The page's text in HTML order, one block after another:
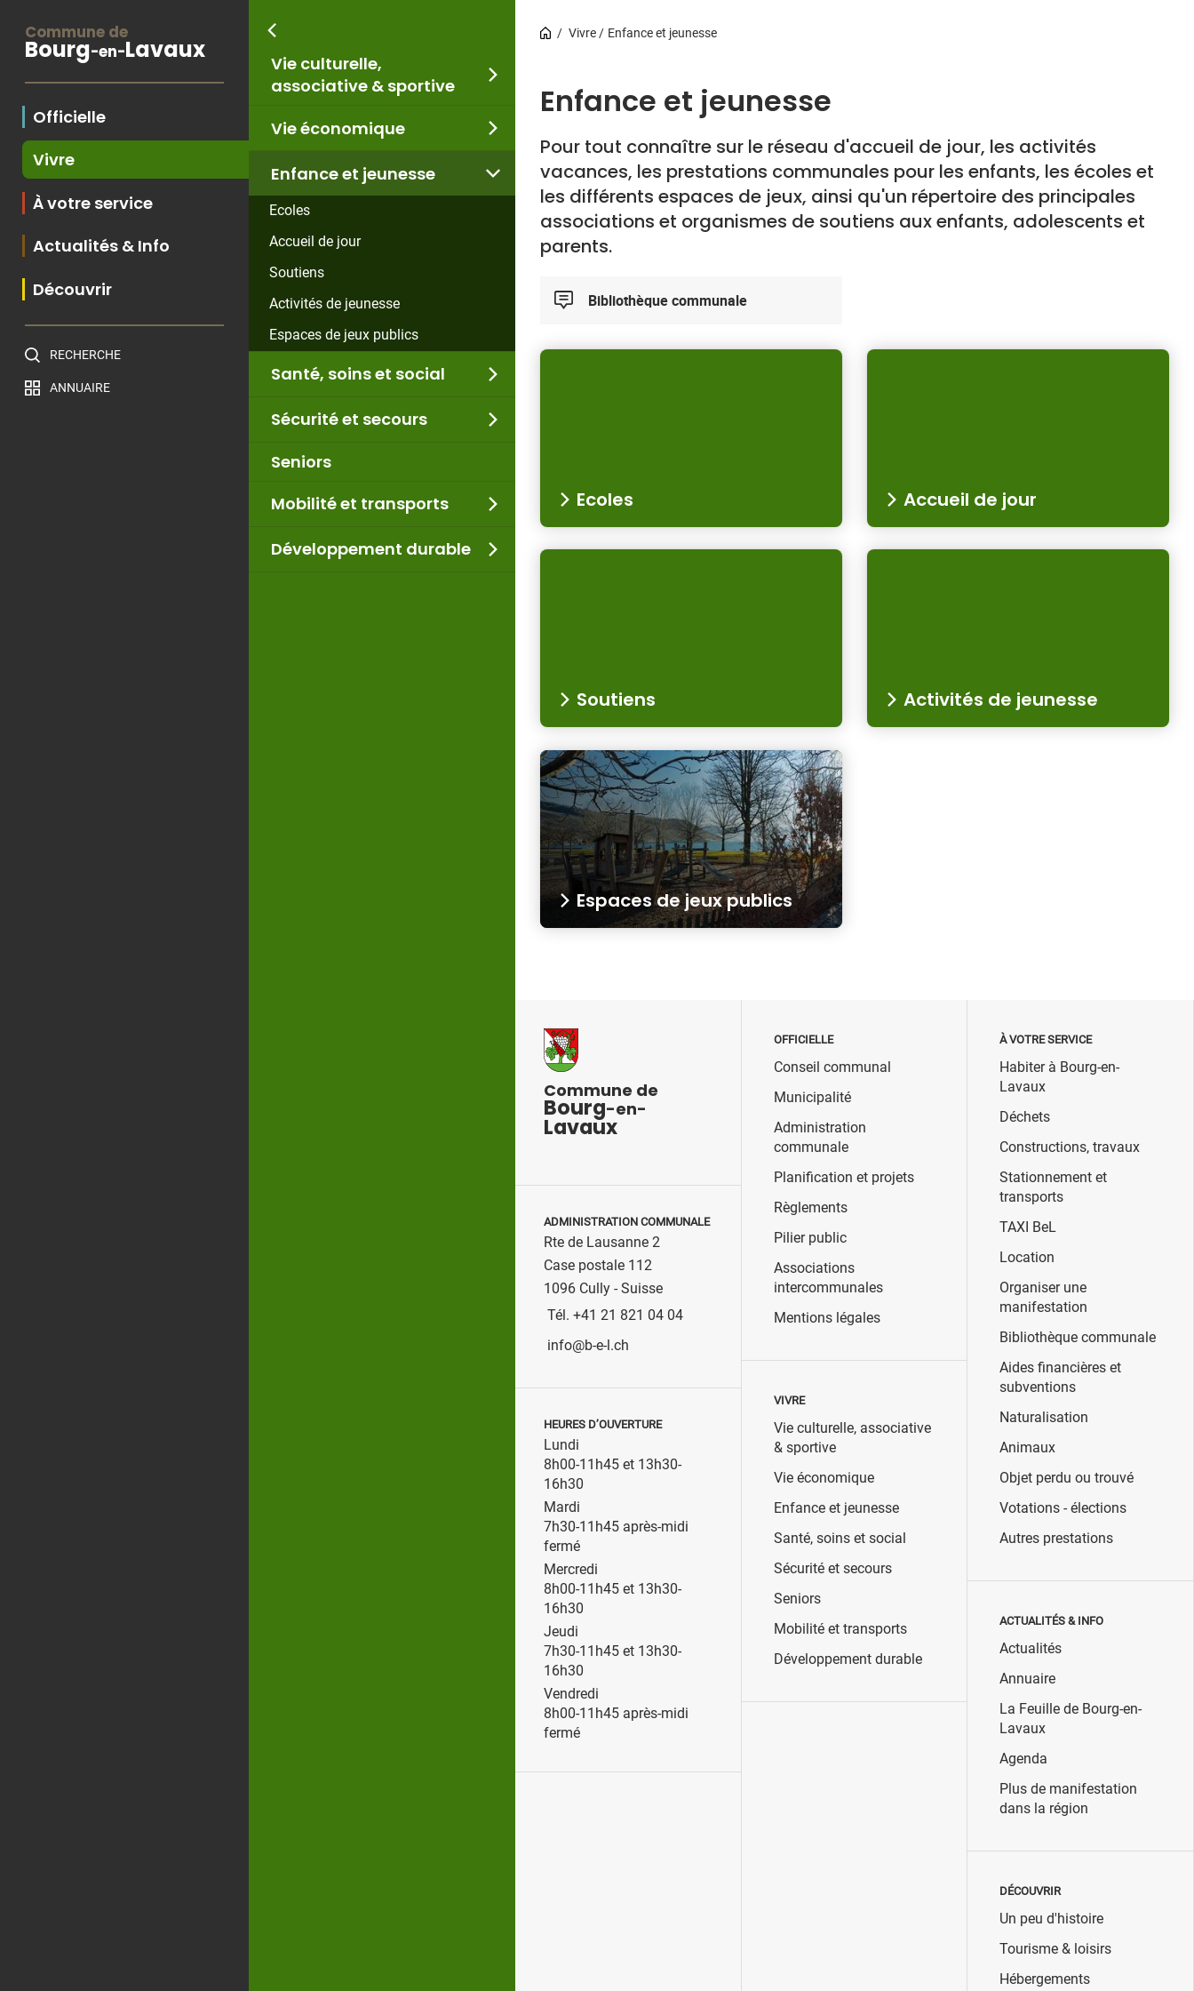
Commune de
Bourg-en-Lavaux
Officielle
Vivre
Vie culturelle,
associative & sportive
Vie économique
Enfance et jeunesse
Ecoles
Accueil de jour
Soutiens
Activités de jeunesse
Espaces de jeux publics
Santé, soins et social
Sécurité et secours
Seniors
Mobilité et transports
Développement durable
À votre service
Actualités & Info
Découvrir
RECHERCHE
ANNUAIRE
Vivre Enfance et jeunesse
Enfance et jeunesse
Pour tout connaître sur le réseau d'accueil de jour, les activités
vacances, les prestations communales pour les enfants, les écoles et
les différents espaces de jeux, ainsi qu'un répertoire des principales
associations et organismes de soutiens aux enfants, adolescents et
parents.
Bibliothèque communale
Ecoles Accueil de jour
Soutiens Activités de jeunesse
Espaces de jeux publics
Commune de
Bourg-en-
Lavaux
ADMINISTRATION COMMUNALE
Rte de Lausanne 2
Case postale 112
1096 Cully - Suisse
Tél. +41 21 821 04 04
info@b-e-l.ch
HEURES D’OUVERTURE
Lundi
8h00-11h45 et 13h30-
16h30
Mardi
7h30-11h45 après-midi
fermé
Mercredi
8h00-11h45 et 13h30-
16h30
Jeudi
7h30-11h45 et 13h30-
16h30
Vendredi
8h00-11h45 après-midi
fermé
OFFICIELLE
Conseil communal
Municipalité
Administration
communale
Planification et projets
Règlements
Pilier public
Associations
intercommunales
Mentions légales
VIVRE
Vie culturelle, associative
& sportive
Vie économique
Enfance et jeunesse
Santé, soins et social
Sécurité et secours
Seniors
Mobilité et transports
Développement durable
À VOTRE SERVICE
Habiter à Bourg-en-
Lavaux
Déchets
Constructions, travaux
Stationnement et
transports
TAXI BeL
Location
Organiser une
manifestation
Bibliothèque communale
Aides financières et
subventions
Naturalisation
Animaux
Objet perdu ou trouvé
Votations - élections
Autres prestations
ACTUALITÉS & INFO
Actualités
Annuaire
La Feuille de Bourg-en-
Lavaux
Agenda
Plus de manifestation
dans la région
DÉCOUVRIR
Un peu d'histoire
Tourisme & loisirs
Hébergements